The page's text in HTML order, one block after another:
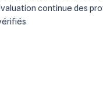
continue des